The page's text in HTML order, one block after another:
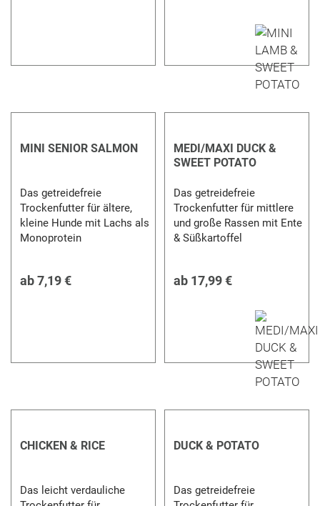
MINI SENIOR SALMON
Das getreidefreie
Trockenfutter für ältere,
kleine Hunde mit Lachs als
Monoprotein
ab7,19 €
MEDI/MAXI DUCK &
SWEET POTATO
Das getreidefreie
Trockenfutter für mittlere
und große Rassen mit Ente
& Süßkartoffel
ab 17,99 €
CHICKEN & RICE
Das leicht verdauliche
DUCK & POTATO
Das getreidefreie